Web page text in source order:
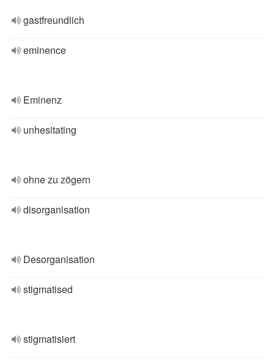
gastfreundlich
eminence
Eminenz
unhesitating
ohne zu zögern
disorganisation
Desorganisation
stigmatised
stigmatisiert